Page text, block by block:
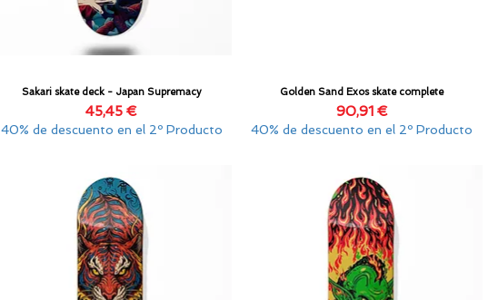
Vista rápida
Sakari skate deck - Japan Supremacy
Precio
45,45 €
40% de descuento en el 2º Producto
Vista rápida
Golden Sand Exos skate complete
Precio
90,91 €
40% de descuento en el 2º Producto